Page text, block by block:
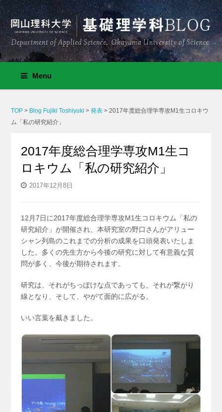
Menu
TOP > Blog Fujiki Toshiyuki >発表 >2017年度総合理学専攻M1生コロキウ
ム「私の研究紹介」
2017年度総合理学専攻M1生コ
ロキウム「私の研究紹介」
2017年12月8日
12月7日に2017年度総合理学専攻M1生コロキウム「私の
研究紹介」が開催され、本研究室の野口さんがアリュー
シャン列島のこれまでの分析の成果を口頭発表いたしま
した。多くの先生方から今後の研究に対して有意義な質
問が多く、今後が期待されます。
研究は、それがちっぽけな点であっても、それが繋がり
線となり、そして、やがて面的に広がる。
いい言葉を戴きました。